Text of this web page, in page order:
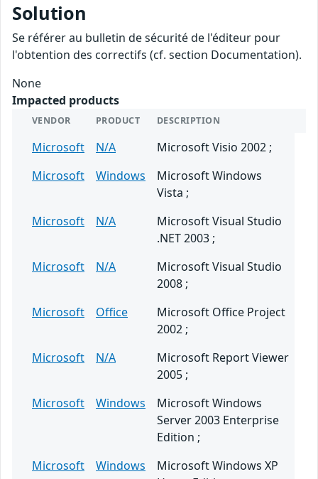
Solution
Se référer au bulletin de sécurité de l'éditeur pour
l'obtention des correctifs (cf. section Documentation).
None
Impacted products
VENDOR PRODUCT DESCRIPTION
Microsoft N/A
Microsoft Visio 2002 ;
Microsoft
Windows
Microsoft Windows
Vista ;
Microsoft
N/A
Microsoft Visual Studio
.NET 2003 ;
Microsoft
N/A
Microsoft Visual Studio
2008 ;
Microsoft
Office
Microsoft Office Project
2002 ;
Microsoft
N/A
Microsoft Report Viewer
2005 ;
Microsoft
Windows
Microsoft Windows
Server 2003 Enterprise
Edition ;
Microsoft
Windows
Microsoft Windows XP